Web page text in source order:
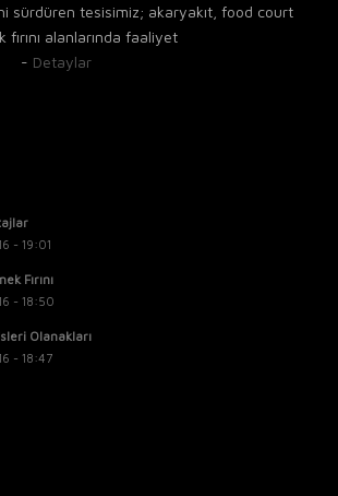
sürdüren tesisimiz; akaryakıt, food court
alanlarında faaliyet
- Detaylar
- 19:01
Fırını
- 18:50
Olanakları
- 18:47